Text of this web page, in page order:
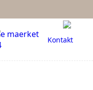
Kontakt